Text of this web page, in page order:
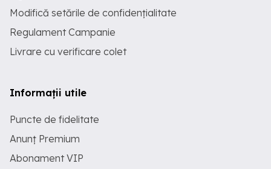
Modifică setările de confidențialitate
Regulament Campanie
Livrare cu verificare colet
Informații utile
Puncte de fidelitate
Anunț Premium
Abonament VIP